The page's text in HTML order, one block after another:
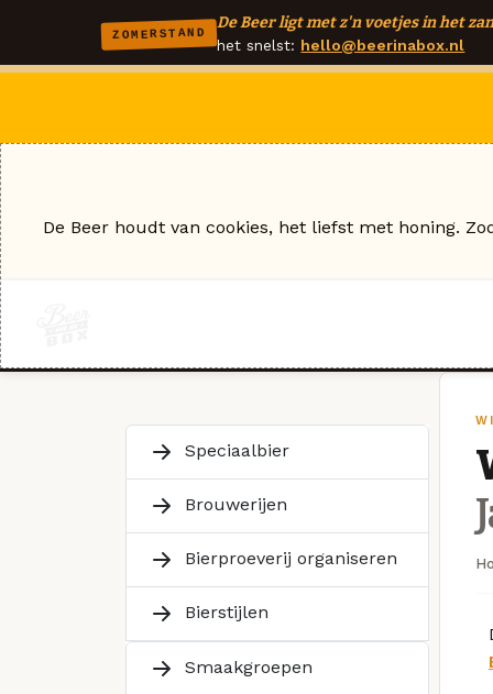
ZOMERSTAND
De Beer ligt met z'n voetjes in het
het snelst: hello@beerinabox.nl
Speciaalbier
Brouwerijen
Bierproeverij organiseren
Bierstijlen
Smaakgroepen
De Beer houdt van cookies, het liefst met honing.